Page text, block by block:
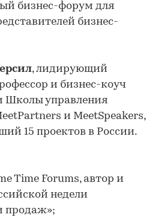
бизнес-форум для
бизнес-
, лидирующий
и бизнес-коуч
Школы управления
и MeetSpeakers,
15 проектов в России.
Time Forums, автор и
недели
продаж»;